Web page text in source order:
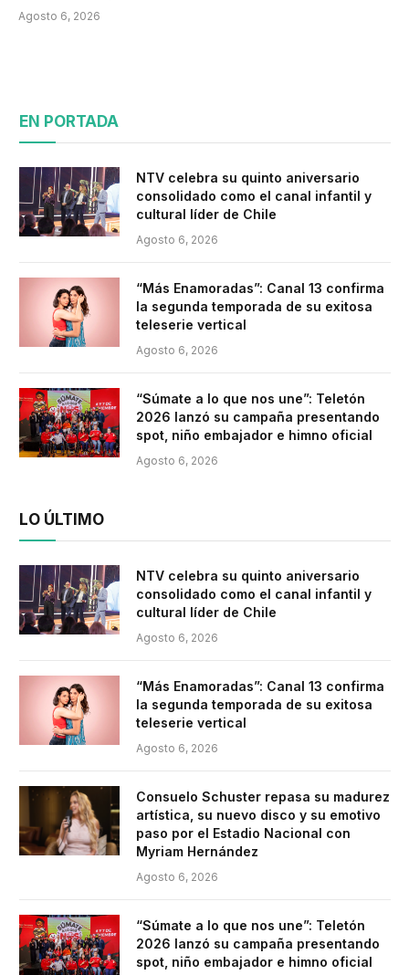
Agosto 6, 2026
EN PORTADA
NTV celebra su quinto aniversario
consolidado como el canal infantil y
cultural líder de Chile
Agosto 6, 2026
“Más Enamoradas”: Canal 13 confirma
la segunda temporada de su exitosa
teleserie vertical
Agosto 6, 2026
“Súmate a lo que nos une”: Teletón
2026 lanzó su campaña presentando
spot, niño embajador e himno oficial
Agosto 6, 2026
LO ÚLTIMO
NTV celebra su quinto aniversario
consolidado como el canal infantil y
cultural líder de Chile
Agosto 6, 2026
“Más Enamoradas”: Canal 13 confirma
la segunda temporada de su exitosa
teleserie vertical
Agosto 6, 2026
Consuelo Schuster repasa su madurez
artística, su nuevo disco y su emotivo
paso por el Estadio Nacional con
Myriam Hernández
Agosto 6, 2026
“Súmate a lo que nos une”: Teletón
2026 lanzó su campaña presentando
spot, niño embajador e himno oficial